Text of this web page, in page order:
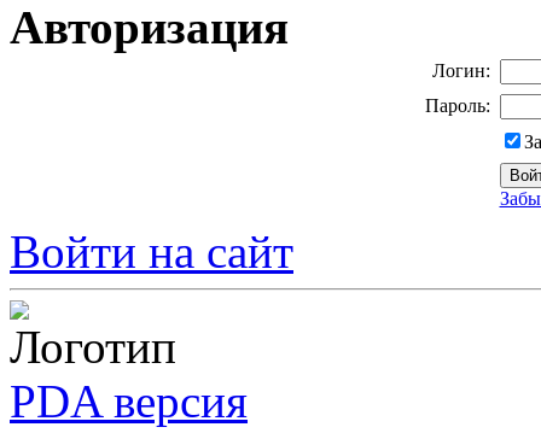
Авторизация
Логин:
Пароль:
Войти на сайт
PDA версия